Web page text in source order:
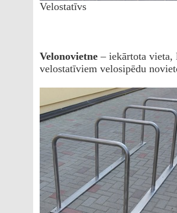
Velostatīvs
Velonovietne– iekārtota vieta,
velostatīviem velosipēdu